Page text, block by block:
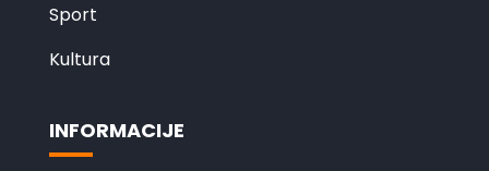
Sport
Kultura
INFORMACIJE